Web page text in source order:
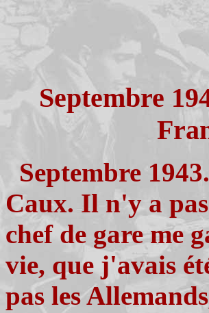
Septembre
Septembre
Caux. Il n'y a
chef de gare me
vie, que j'avais
pas les